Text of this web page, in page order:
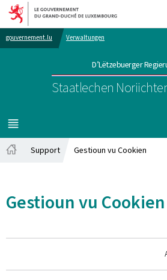
Bei den Haaptmenü
Bei den Inhalt goen
gouvernement.lu Verwaltungen
D’Lëtzebuerger
Staatlechen
MENÜ
HAAPT-
Support Gestioun vu Cookien
Gestioun vu Cookien